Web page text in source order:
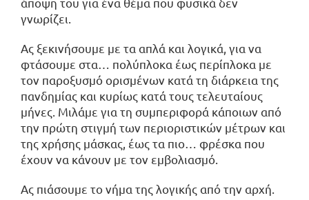
γνωρίζει.
Ας ξεκινήσουμε με τα απλά και λογικά, για να
φτάσουμε στα… πολύπλοκα έως περίπλοκα με
τον παροξυσμό ορισμένων κατά τη διάρκεια της
πανδημίας και κυρίως κατά τους τελευταίους
μήνες. Μιλάμε για τη συμπεριφορά κάποιων από
την πρώτη στιγμή των περιοριστικών μέτρων και
της χρήσης μάσκας, έως τα πιο… φρέσκα που
έχουν να κάνουν με τον εμβολιασμό.
Ας πιάσουμε το νήμα της λογικής από την αρχή.